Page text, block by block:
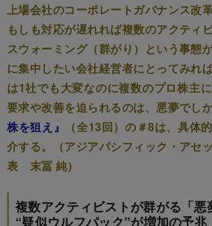
上場会社のコーポレートガバナンス改
もしも対応が遅れれば複数のアクティ
スウォーミング（群がり）という事態
に集中したい会社経営者にとってみれ
は1社でも大変なのに複数のプロ株主
要求や改善を迫られるのは、悪夢でし
株を狙え』
（全13回）の＃8は、具体
介する。（アジアパシフィック・アセ
表 末冨 純）
複数アクティビストが群がる「悪
“疑似ウルフパック”が増加の予兆